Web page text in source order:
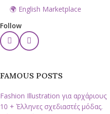
🌍 English Marketplace
Follow
FAMOUS POSTS
Fashion Illustration για αρχάριους
10 + Έλληνες σχεδιαστές μόδας.